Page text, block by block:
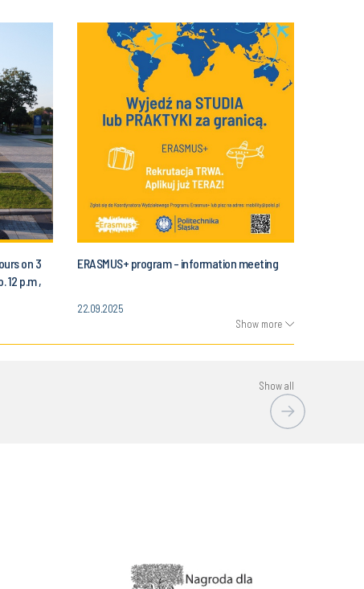
on 3
12 p.m ,
ERASMUS+ program - information meeting
22.09.2025
Show more
Show all